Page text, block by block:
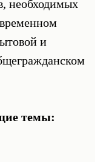
необходимых
и
темы: